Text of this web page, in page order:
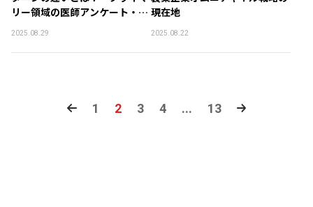
リー領域の医師アンケート・診
療実態調査
2025.08.29
現在地
2025.08.22
1 2 3 4 ... 13